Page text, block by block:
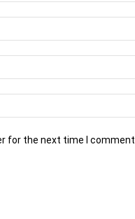
for the next time I comment.